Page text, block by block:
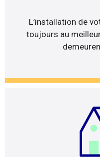
L’installation de
toujours au